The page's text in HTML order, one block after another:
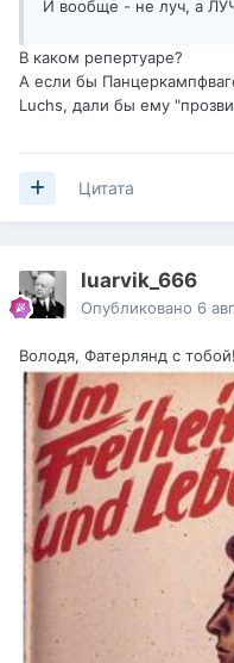
И вообще - не луч, а
В каком репертуаре?
А если бы
Luchs, дали бы ему
Цитата
luarvik_666
Опубликовано 6
Володя, Фатерлянд с